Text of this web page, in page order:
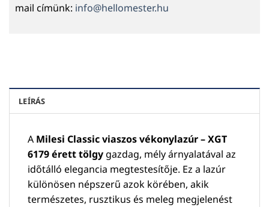
mail címünk: info@hellomester.hu
LEÍRÁS
A Milesi Classic viaszos vékonylazúr – XGT
6179 érett tölgy gazdag, mély árnyalatával az
időtálló elegancia megtestesítője. Ez a lazúr
különösen népszerű azok körében, akik
természetes, rusztikus és meleg megjelenést